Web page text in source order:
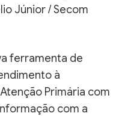
Júnior / Secom
ferramenta de
à
Primária com
com a